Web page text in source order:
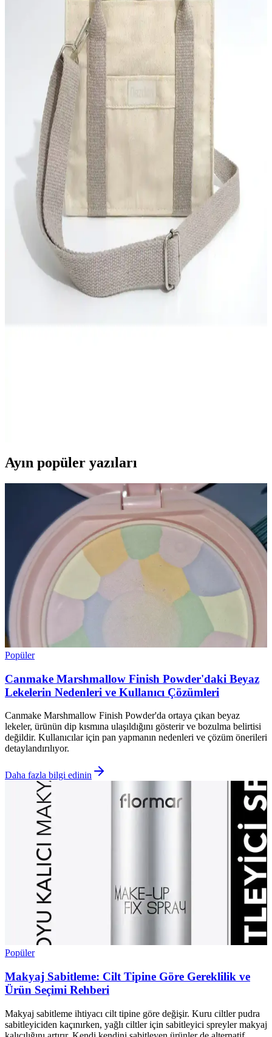
BAHELS Siyah Detaylı Askılı Kanvas Omuz
Çantası Günlük Kullanım İçin Şık ve Sürdürülebilir
BAHELS'in siyah detaylı kanvas omuz çantası, hafifliği ve geniş iç
hacmiyle günlük kullanımda şıklık ve fonksiyonelliği bir arada
sunar, sürdürülebilir malzemeleriyle öne çıkar.
LUNABLU Kadın Siyah Kanvas Fermuar Detaylı
Çapraz Askılı Günlük Kullanım Çantası
LUNABLU'nun siyah kanvas çapraz askılı çantası, şık tasarımı ve
fonksiyonelliğiyle günlük kullanım için ideal, hafif ve pratik, düzenli
saklama alanlarıyla dikkat çeker.
Pamukcanta Van Gogh Badem Çiçeği Kanvas
Çanta Günlük Kullanım İçin Şık ve Dayanıklı
Tasarım
Pamukcanta Van Gogh Badem Çiçeği kanvas çanta, yüksek kaliteli
pamuk ve kanvas malzeme ile dayanıklı ve şık tasarımıyla günlük
kullanımda ideal, makinede yıkanabilir ve geniş iç hacmiyle pratik
bir seçenek.
Kanvas ve Suni Deri Siyah Çantalar Arasındaki
Detaylı Karşılaştırma
Ayın popüler yazıları
Popüler
Canmake Marshmallow Finish Powder'daki Beyaz
Lekelerin Nedenleri ve Kullanıcı Çözümleri
Canmake Marshmallow Finish Powder'da ortaya çıkan beyaz
lekeler, ürünün dip kısmına ulaşıldığını gösterir ve bozulma belirtisi
değildir. Kullanıcılar için pan yapmanın nedenleri ve çözüm önerileri
detaylandırılıyor.
Daha fazla bilgi edinin
Popüler
Makyaj Sabitleme: Cilt Tipine Göre Gereklilik ve
Ürün Seçimi Rehberi
Makyaj sabitleme ihtiyacı cilt tipine göre değişir. Kuru ciltler pudra
sabitleyiciden kaçınırken, yağlı ciltler için sabitleyici spreyler makyaj